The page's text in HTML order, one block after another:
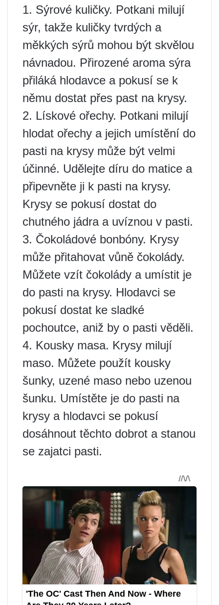
1. Sýrové kuličky. Potkani milují
sýr, takže kuličky tvrdých a
měkkých sýrů mohou být skvělou
návnadou. Přirozené aroma sýra
přiláká hlodavce a pokusí se k
němu dostat přes past na krysy.
2. Lískové ořechy. Potkani milují
hlodat ořechy a jejich umístění do
pasti na krysy může být velmi
účinné. Udělejte díru do matice a
připevněte ji k pasti na krysy.
Krysy se pokusí dostat do
chutného jádra a uvíznou v pasti.
3. Čokoládové bonbóny. Krysy
může přitahovat vůně čokolády.
Můžete vzít čokolády a umístit je
do pasti na krysy. Hlodavci se
pokusí dostat ke sladké
pochoutce, aniž by o pasti věděli.
4. Kousky masa. Krysy milují
maso. Můžete použít kousky
šunky, uzené maso nebo uzenou
šunku. Umístěte je do pasti na
krysy a hlodavci se pokusí
dosáhnout těchto dobrot a stanou
se zajatci pasti.